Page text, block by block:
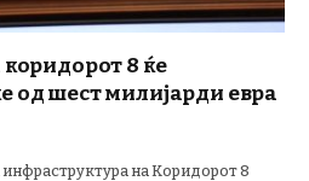
8 ќе
од шест милијарди евра
на Коридорот 8